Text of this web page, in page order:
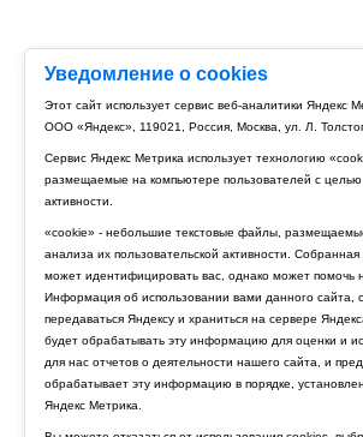
Уведомление о cookies
Этот сайт использует сервис веб-аналитики Яндекс
ООО «Яндекс», 119021, Россия, Москва, ул. Л.
Сервис Яндекс Метрика использует технологию
размещаемые на компьютере пользователей с целью
активности.
«cookie» - небольшие текстовые файлы,
анализа их пользовательской активности.
может идентифицировать вас, однако может помочь
Информация об использовании вами данного сайта,
передаваться Яндексу и храниться на сервере
будет обрабатывать эту информацию для оценки и
для нас отчетов о деятельности нашего сайта, и
обрабатывает эту информацию в порядке,
Яндекс Метрика.